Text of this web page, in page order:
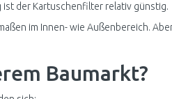
ist der Kartuschenfilter relativ günstig.
im Innen- wie Außenbereich.
Baumarkt?